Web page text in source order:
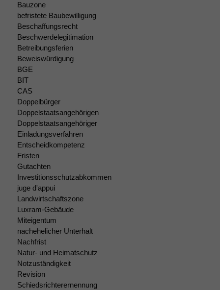
Bauzone
befristete Baubewilligung
Beschaffungsrecht
Beschwerdelegitimation
Betreibungsferien
Beweiswürdigung
BGE
BIT
CAS
Doppelbürger
Doppelstaatsangehörigen
Doppelstaatsangehöriger
Einladungsverfahren
Entscheidkompetenz
Fristen
Gutachten
Investitionsschutzabkommen
juge d'appui
Landwirtschaftszone
Luxram-Gebäude
Miteigentum
nachehelicher Unterhalt
Nachfrist
Natur- und Heimatschutz
Notzuständigkeit
Revision
Schiedsrichterernennung